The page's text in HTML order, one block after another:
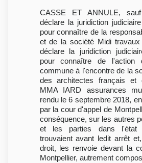
CASSE ET ANNULE,
déclare la juridiction
pour connaître de la
et de la société Midi
déclare la juridiction
pour connaître de l'action
commune à l'encontre de la
des architectes français et
MMA IARD assurances
rendu le 6 septembre 2018,
par la cour d'appel de
conséquence, sur les autres
et les parties dans
trouvaient avant ledit arrêt
droit, les renvoie devant la
Montpellier, autrement